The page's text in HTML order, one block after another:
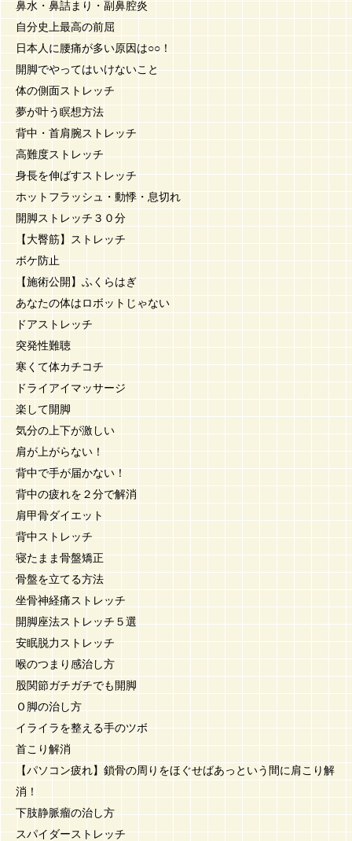
鼻水・鼻詰まり・副鼻腔炎
自分史上最高の前屈
日本人に腰痛が多い原因は○○！
開脚でやってはいけないこと
体の側面ストレッチ
夢が叶う瞑想方法
背中・首肩腕ストレッチ
高難度ストレッチ
身長を伸ばすストレッチ
ホットフラッシュ・動悸・息切れ
開脚ストレッチ３０分
【大臀筋】ストレッチ
ボケ防止
【施術公開】ふくらはぎ
あなたの体はロボットじゃない
ドアストレッチ
突発性難聴
寒くて体カチコチ
ドライアイマッサージ
楽して開脚
気分の上下が激しい
肩が上がらない！
背中で手が届かない！
背中の疲れを２分で解消
肩甲骨ダイエット
背中ストレッチ
寝たまま骨盤矯正
骨盤を立てる方法
坐骨神経痛ストレッチ
開脚座法ストレッチ５選
安眠脱力ストレッチ
喉のつまり感治し方
股関節ガチガチでも開脚
Ｏ脚の治し方
イライラを整える手のツボ
首こり解消
【パソコン疲れ】鎖骨の周りをほぐせばあっという間に肩こり解
消！
下肢静脈瘤の治し方
スパイダーストレッチ